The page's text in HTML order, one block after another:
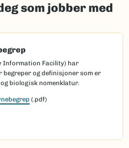
som jobber med
Information Facility) har
og definisjoner som er
biologisk nomenklatur.
(.pdf)
lenke)